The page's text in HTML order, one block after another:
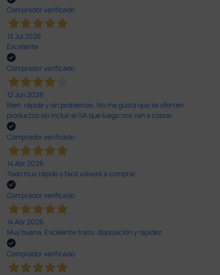
Comprador verificado
13 Jul 2026
Excelente
Comprador verificado
12 Jun 2026
Bien, rápida y sin problemas. No me gusta que se oferten
productos sin incluir el IVA que luego nos van a cobrar.
Comprador verificado
14 Abr 2026
Todo muy rápido y fácil,volveré a comprar.
Comprador verificado
14 Abr 2026
Muy buena. Excelente trato, disposición y rapidez
Comprador verificado